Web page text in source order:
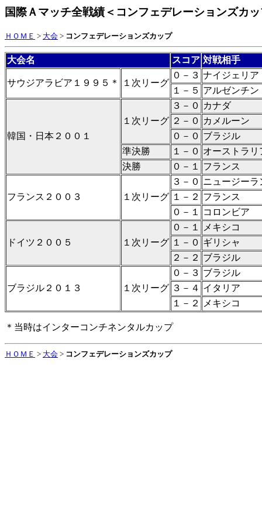
国際Ａマッチ全戦績＜コンフェデレーションズカ
ＨＯＭＥ > 大会 > コンフェデレーションズカップ
大会名 スコア 対戦相手
サウジアラビア１９９５＊ １次リーグ
０－３ ナイジェリア
１－５ アルゼンチン
韓国・日本２００１
１次リーグ
３－０ カナダ
２－０ カメルーン
０－０ ブラジル
準決勝
１－０ オーストラリ
決勝
０－１ フランス
フランス２００３ １次リーグ
３－０ ニュージーラ
１－２ フランス
０－１
コロンビア
ドイツ２００５ １次リーグ
０－１
メキシコ
１－０ ギリシャ
２－２ ブラジル
ブラジル２０１３ １次リーグ
０－３ ブラジル
３－４ イタリア
１－２
メキシコ
＊当時はインターコンチネンタルカップ
ＨＯＭＥ > 大会 > コンフェデレーションズカップ